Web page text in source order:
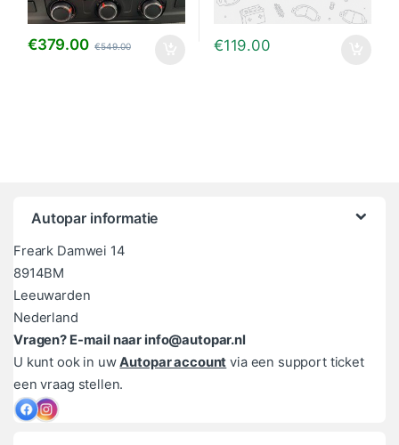
€379.00 €549.00 €119.00
Autopar informatie
Freark Damwei 14
8914BM
Leeuwarden
Nederland
Vragen? E-mail naar info@autopar.nl
U kunt ook in uwAutopar account via een support ticket
een vraag stellen.